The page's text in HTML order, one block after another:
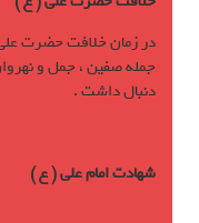
در زمان خلافت حضرت علی
جمله صفين ، جمل و
دنبال داشت .
شهادت امام علی ( ع )